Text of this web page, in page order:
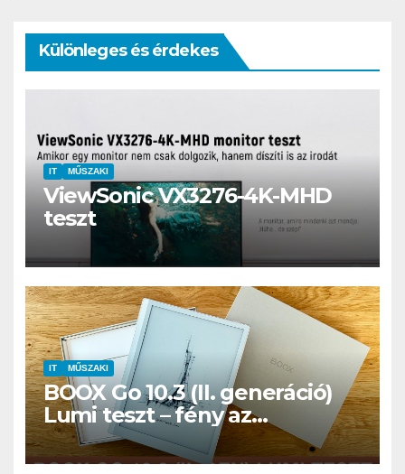
Különleges és érdekes
IT MŰSZAKI
ViewSonic VX3276-4K-MHD
teszt
IT MŰSZAKI
BOOX Go 10.3 (II. generáció)
Lumi teszt – fény az
éjszakában, fél könyvtár a
családi csomagban